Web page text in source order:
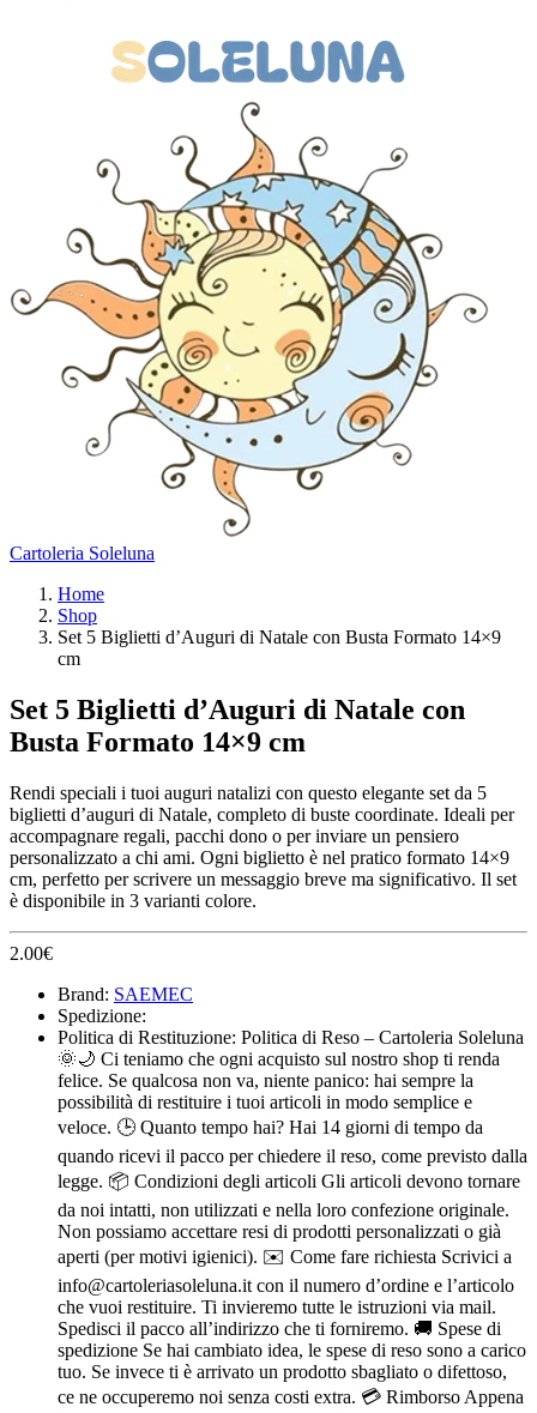
Cartoleria Soleluna
Home
Shop
Set 5 Biglietti d’Auguri di Natale con Busta Formato 14×9
cm
Set 5 Biglietti d’Auguri di Natale con
Busta Formato 14×9 cm
Rendi speciali i tuoi auguri natalizi con questo elegante set da 5
biglietti d’auguri di Natale, completo di buste coordinate. Ideali per
accompagnare regali, pacchi dono o per inviare un pensiero
personalizzato a chi ami. Ogni biglietto è nel pratico formato 14×9
cm, perfetto per scrivere un messaggio breve ma significativo. Il set
è disponibile in 3 varianti colore.
2.00€
Brand: SAEMEC
Spedizione:
Politica di Restituzione: Politica di Reso – Cartoleria Soleluna
🌞🌙 Ci teniamo che ogni acquisto sul nostro shop ti renda
felice. Se qualcosa non va, niente panico: hai sempre la
possibilità di restituire i tuoi articoli in modo semplice e
veloce. 🕒 Quanto tempo hai? Hai 14 giorni di tempo da
quando ricevi il pacco per chiedere il reso, come previsto dalla
legge. 📦 Condizioni degli articoli Gli articoli devono tornare
da noi intatti, non utilizzati e nella loro confezione originale.
Non possiamo accettare resi di prodotti personalizzati o già
aperti (per motivi igienici). ✉️ Come fare richiesta Scrivici a
info@cartoleriasoleluna.it con il numero d’ordine e l’articolo
che vuoi restituire. Ti invieremo tutte le istruzioni via mail.
Spedisci il pacco all’indirizzo che ti forniremo. 🚚 Spese di
spedizione Se hai cambiato idea, le spese di reso sono a carico
tuo. Se invece ti è arrivato un prodotto sbagliato o difettoso,
ce ne occuperemo noi senza costi extra. 💳 Rimborso Appena